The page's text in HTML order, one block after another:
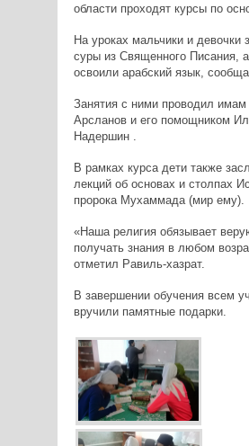
области проходят курсы по
На уроках мальчики и девочки
суры из Священного Писания,
освоили арабский язык,
Занятия с ними проводил имам
Арсланов и его помощником
Надершин .
В рамках курса дети также
лекций об основах и столпах
пророка Мухаммада (мир ему).
«Наша религия обязывает
получать знания в любом
отметил Равиль-хазрат.
В завершении обучения всем
вручили памятные подарки.